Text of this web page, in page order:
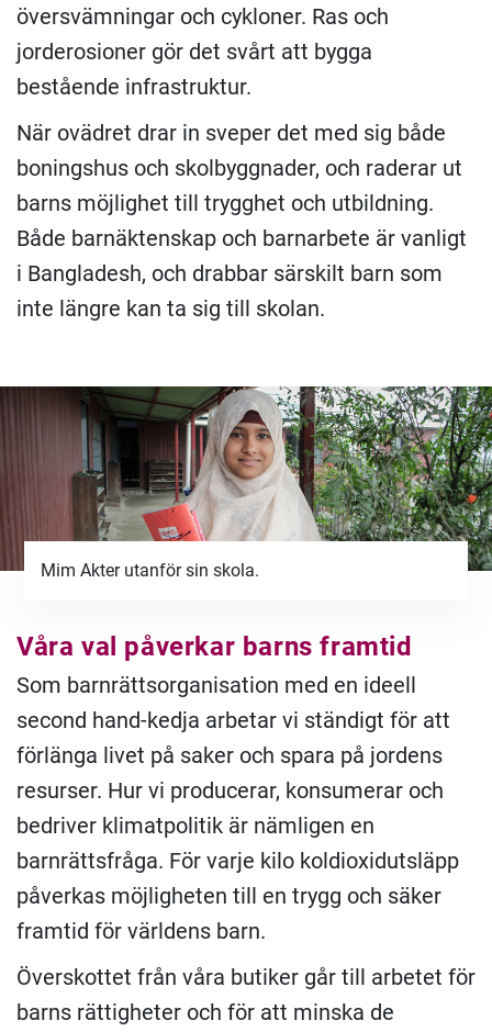
översvämningar och cykloner. Ras och
jorderosioner gör det svårt att bygga
bestående infrastruktur.
När ovädret drar in sveper det med sig både
boningshus och skolbyggnader, och raderar ut
barns möjlighet till trygghet och utbildning.
Både barnäktenskap och barnarbete är vanligt
i Bangladesh, och drabbar särskilt barn som
inte längre kan ta sig till skolan.
Mim Akter utanför sin skola.
Våra val påverkar barns framtid
Som barnrättsorganisation med en ideell
second hand-kedja arbetar vi ständigt för att
förlänga livet på saker och spara på jordens
resurser. Hur vi producerar, konsumerar och
bedriver klimatpolitik är nämligen en
barnrättsfråga. För varje kilo koldioxidutsläpp
påverkas möjligheten till en trygg och säker
framtid för världens barn.
Överskottet från våra butiker går till arbetet för
barns rättigheter och för att minska de